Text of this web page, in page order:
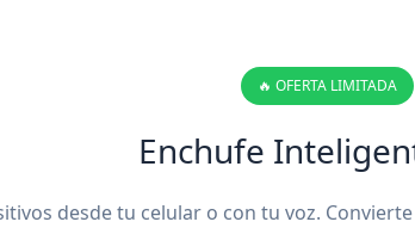
🔥 OFERTA LIMITADA
Enchufe
desde tu celular o con tu voz.